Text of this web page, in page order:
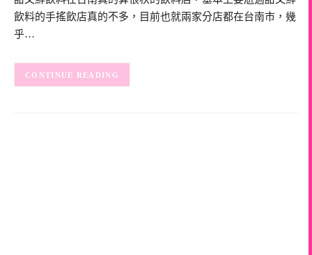
飲料的手搖飲店真的不多，目前也就兩家分店都在台南市，幾
乎…
CONTINUE READING